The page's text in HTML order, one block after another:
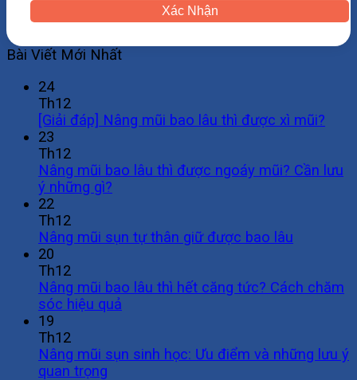
Xác Nhận
Bài Viết Mới Nhất
24
Th12
[Giải đáp] Nâng mũi bao lâu thì được xì mũi?
23
Th12
Nâng mũi bao lâu thì được ngoáy mũi? Cần lưu
ý những gì?
22
Th12
Nâng mũi sụn tự thân giữ được bao lâu
20
Th12
Nâng mũi bao lâu thì hết căng tức? Cách chăm
sóc hiệu quả
19
Th12
Nâng mũi sụn sinh học: Ưu điểm và những lưu ý
quan trọng